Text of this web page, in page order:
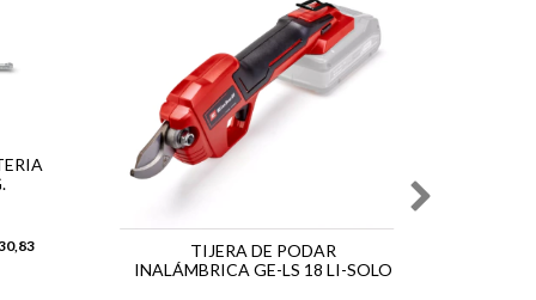
TIJERA DE PODAR
INALÁMBRICA GE-LS 18 LI-SOLO